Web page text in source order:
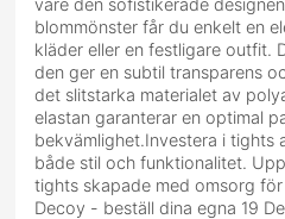
blommönster får du enkelt en
kläder eller en festligare outfit.
den ger en subtil transparens
det slitstarka materialet av
elastan garanterar en optimal
bekvämlighet.Investera i tights
både stil och funktionalitet.
tights skapade med omsorg
Decoy - beställ dina egna 19